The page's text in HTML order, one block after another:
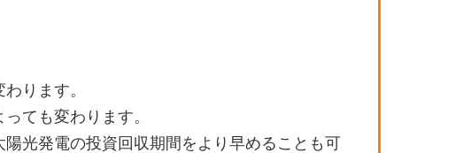
ります。
ても変わります。
光発電の投資回収期間をより早めることも可